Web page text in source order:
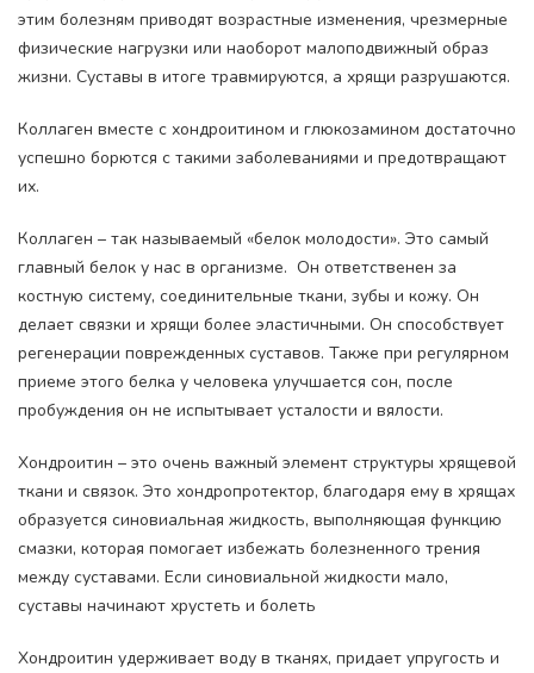
этим болезням приводят возрастные изменения, чрезмерные
физические нагрузки или наоборот малоподвижный образ
жизни. Суставы в итоге травмируются, а хрящи разрушаются.
Коллаген вместе с хондроитином и глюкозамином достаточно
успешно борются с такими заболеваниями и предотвращают
их.
Коллаген – так называемый «белок молодости». Это самый
главный белок у нас в организме. Он ответственен за
костную систему, соединительные ткани, зубы и кожу. Он
делает связки и хрящи более эластичными. Он способствует
регенерации поврежденных суставов. Также при регулярном
приеме этого белка у человека улучшается сон, после
пробуждения он не испытывает усталости и вялости.
Хондроитин – это очень важный элемент структуры хрящевой
ткани и связок. Это хондропротектор, благодаря ему в хрящах
образуется синовиальная жидкость, выполняющая функцию
смазки, которая помогает избежать болезненного трения
между суставами. Если синовиальной жидкости мало,
суставы начинают хрустеть и болеть
Хондроитин удерживает воду в тканях, придает упругость и